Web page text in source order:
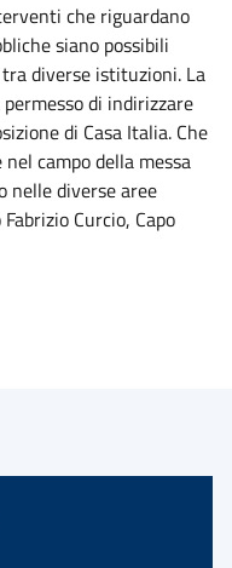
che riguardano
siano possibili
diverse istituzioni. La
di indirizzare
di Casa Italia. Che
campo della messa
nelle diverse aree
Curcio, Capo